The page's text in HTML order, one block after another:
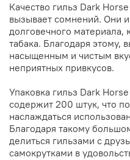
Качество гильз Dark
вызывает сомнений. Они
долговечного материала,
табака. Благодаря этому,
насыщенным и чистым
неприятных привкусов.
Упаковка гильз Dark
содержит 200 штук, что
наслаждаться
Благодаря такому
делиться гильзами с
самокрутками в